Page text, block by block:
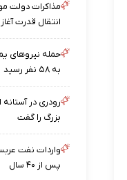
مذاکرات دولت
انتقال قدرت
حمله نیروهای
به ۵۸ نفر رسید
رودری در آستانه
بزرگ را گفت
واردات نفت
پس از ۴۰ سال